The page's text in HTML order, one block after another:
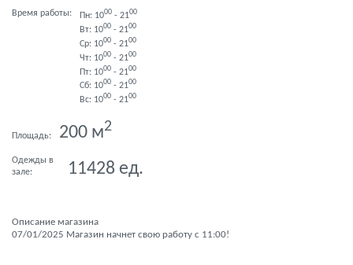
Время работы: Пн: 1000 - 2100
Вт: 1000 - 2100
Ср: 1000 - 2100
Чт: 1000 - 2100
Пт: 1000 - 2100
Сб: 1000 - 2100
Вс: 1000 - 2100
Площадь: 200 м2
Одежды в
зале:
11428 ед.
Описание магазина
07/01/2025 Магазин начнет свою работу с 11:00!